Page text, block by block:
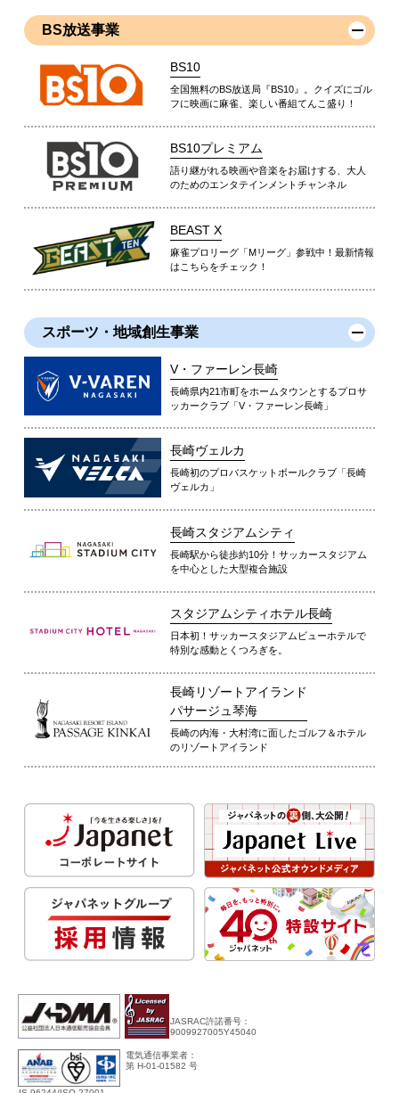
BS放送事業
BS10
全国無料のBS放送局『BS10』。クイズにゴル
フに映画に麻雀、楽しい番組てんこ盛り！
BS10プレミアム
語り継がれる映画や音楽をお届けする、大人
のためのエンタテインメントチャンネル
BEAST X
麻雀プロリーグ「Mリーグ」参戦中！最新情報
はこちらをチェック！
スポーツ・地域創生事業
V・ファーレン長崎
長崎県内21市町をホームタウンとするプロサ
ッカークラブ「V・ファーレン長崎」
長崎ヴェルカ
長崎初のプロバスケットボールクラブ「長崎
ヴェルカ」
長崎スタジアムシティ
長崎駅から徒歩約10分！サッカースタジアム
を中心とした大型複合施設
スタジアムシティホテル長崎
日本初！サッカースタジアムビューホテルで
特別な感動とくつろぎを。
長崎リゾートアイランド
パサージュ琴海
長崎の内海・大村湾に面したゴルフ＆ホテル
のリゾートアイランド
JASRAC許諾番号：
9009927005Y45040
電気通信事業者：
第 H-01-01582 号